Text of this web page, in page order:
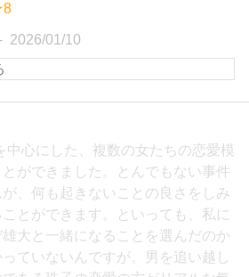
2026/01/10
中心にした、複数の女たちの恋愛模
ができました。とんでもない事件
、何も起きないことの良さをしみ
ことができます。といっても、私に
大と一緒になることを選んだのか
ていないんですが。男を追い越し